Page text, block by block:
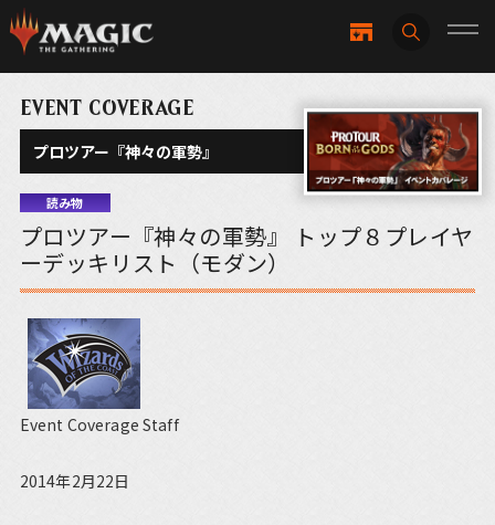
EVENT COVERAGE
プロツアー『神々の軍勢』
読み物
プロツアー『神々の軍勢』 トップ８プレイヤ
ーデッキリスト（モダン）
Event Coverage Staff
2014年2月22日